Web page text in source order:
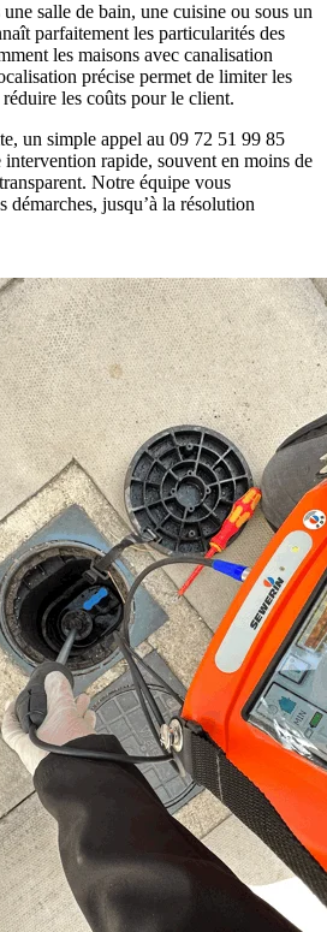
salle de bain, une cuisine ou sous un
parfaitement les particularités des
les maisons avec canalisation
précise permet de limiter les
les coûts pour le client.
un simple appel au 09 72 51 99 85
rapide, souvent en moins de
Notre équipe vous
démarches, jusqu’à la résolution